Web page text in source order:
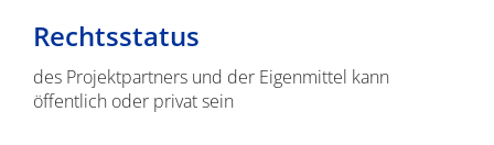
Rechtsstatus
des Projektpartners und der Eigenmittel kann
öffentlich oder privat sein